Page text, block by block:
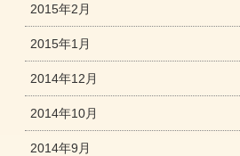
2015年2月
2015年1月
2014年12月
2014年10月
2014年9月